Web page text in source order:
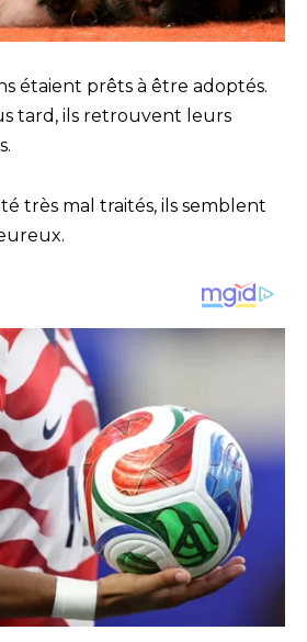
étaient prêts à être adoptés.
tard, ils retrouvent leurs
très mal traités, ils semblent